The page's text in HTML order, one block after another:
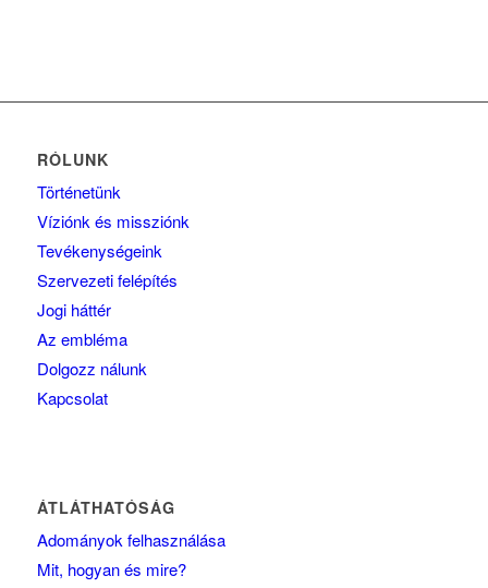
RÓLUNK
Történetünk
Víziónk és missziónk
Tevékenységeink
Szervezeti felépítés
Jogi háttér
Az embléma
Dolgozz nálunk
Kapcsolat
ÁTLÁTHATÓSÁG
Adományok felhasználása
Mit, hogyan és mire?